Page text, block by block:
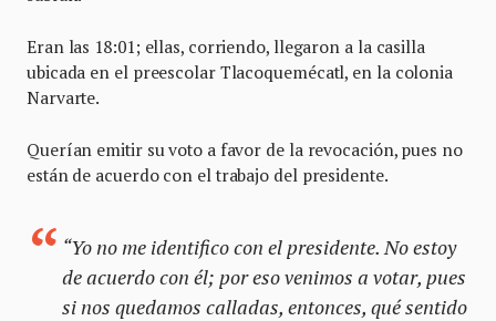
Eran las 18:01; ellas, corriendo, llegaron a la casilla
ubicada en el preescolar Tlacoquemécatl, en la colonia
Narvarte.
Querían emitir su voto a favor de la revocación, pues no
están de acuerdo con el trabajo del presidente.
“Yo no me identifico con el presidente. No estoy
de acuerdo con él; por eso venimos a votar, pues
si nos quedamos calladas, entonces, qué sentido